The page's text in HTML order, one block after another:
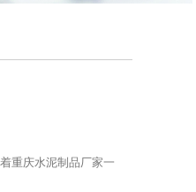
重庆水泥制品厂家一